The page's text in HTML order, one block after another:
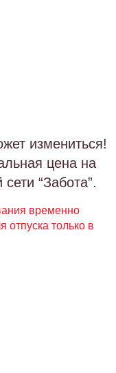
измениться!
цена на
“Забота”.
временно
отпуска только в